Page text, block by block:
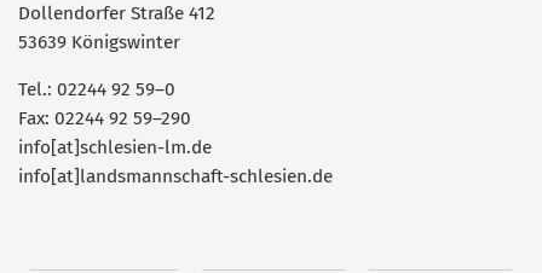
Dollendorfer Straße 412
53639 Königswinter
Tel.: 02244 92 59–0
Fax: 02244 92 59–290
info[at]schlesien-lm.de
info[at]landsmannschaft-schlesien.de